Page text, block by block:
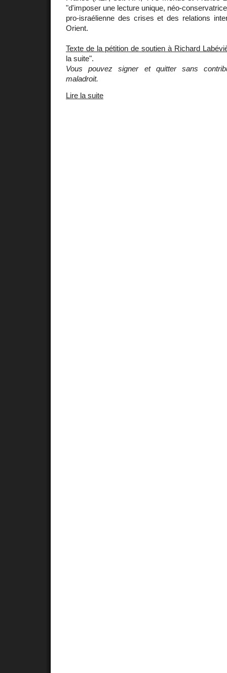
"d'imposer une lecture unique, néo-
pro-israélienne des crises et des relations
Orient.
Texte de la pétition de soutien à Richard
la suite".
Vous pouvez signer et quitter sans
maladroit.
Lire la suite